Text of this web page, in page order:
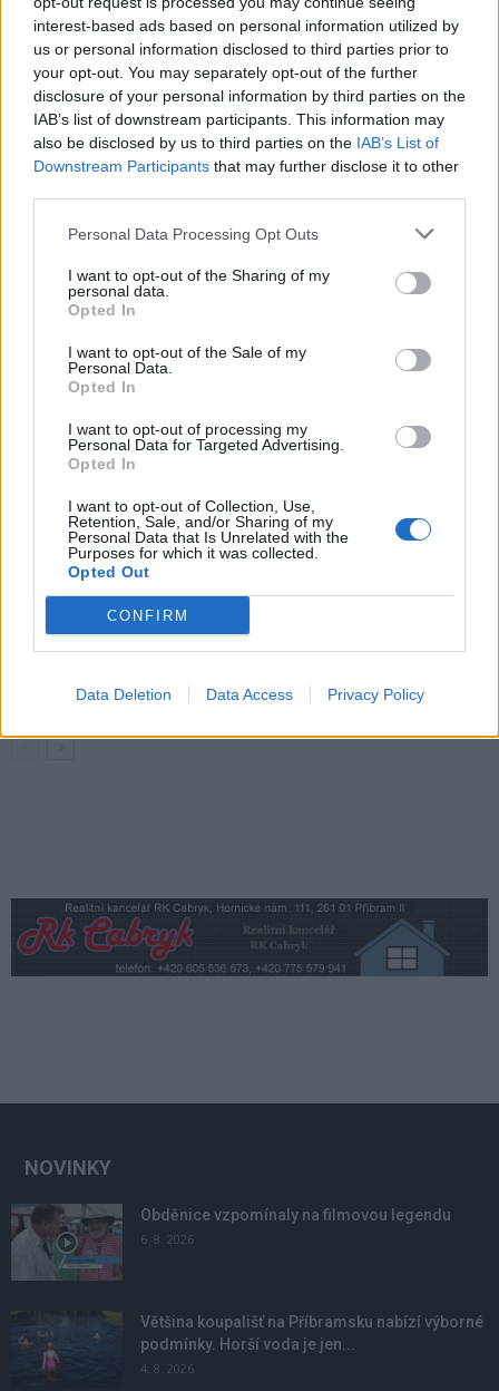
interest-based ads based on personal information utilized by
us or personal information disclosed to third parties prior to
your opt-out. You may separately opt-out of the further
disclosure of your personal information by third parties on the
IAB’s list of downstream participants. This information may
also be disclosed by us to third parties on the IAB’s List of
Downstream Participants that may further disclose it to other
Personal Data Processing Opt Outs
I want to opt-out of the Sharing of my
personal data.
Opted In
I want to opt-out of the Sale of my
Personal Data.
Opted In
I want to opt-out of processing my
Personal Data for Targeted Advertising.
Opted In
I want to opt-out of Collection, Use,
Retention, Sale, and/or Sharing of my
Personal Data that Is Unrelated with the
Purposes for which it was collected.
Opted Out
CONFIRM
Data Deletion Data Access Privacy Policy
Obecnice, ten budou moderovat
příbramská náměstí
VÍCE OD AUTORA
Obděnice vzpomínaly na filmovou
legendu
Sedlčansko
Obděnice oslaví 50 let legendárního filmu
Na samotě u lesa. Dorazí i Zdeněk Svěrák
a další tvůrci
Sedlčansko
Den řemesel oživí Skanzen Vysoký
řemesla i novinky
NOVINKY
Obděnice vzpomínaly na filmovou legendu
6. 8. 2026
Většina koupališť na Příbramsku nabízí výborné
podmínky. Horší voda je jen...
4. 8. 2026